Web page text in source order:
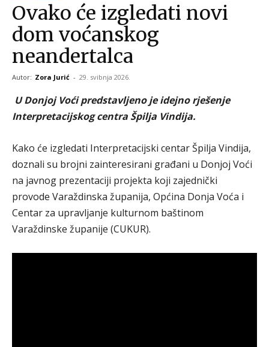
Ovako će izgledati novi
dom voćanskog
neandertalca
Autor: Zora Jurić - 29. svibnja 2026.
U Donjoj Voći predstavljeno je idejno rješenje
Interpretacijskog centra Špilja Vindija.
Kako će izgledati Interpretacijski centar Špilja Vindija,
doznali su brojni zainteresirani građani u Donjoj Voći
na javnog prezentaciji projekta koji zajednički
provode Varaždinska županija, Općina Donja Voća i
Centar za upravljanje kulturnom baštinom
Varaždinske županije (CUKUR).